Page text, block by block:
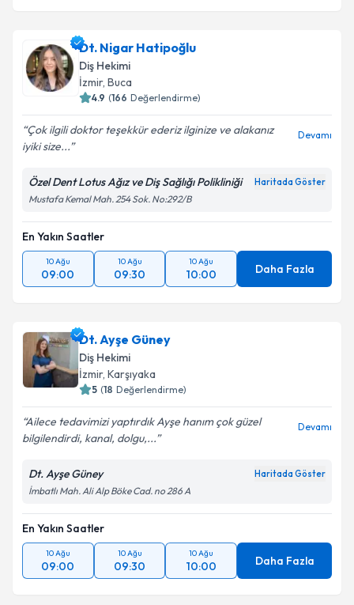
Dt. Nigar Hatipoğlu
Diş Hekimi
İzmir, Buca
4.9 (166 Değerlendirme)
Çok ilgili doktor teşekkür ederiz ilginize ve alakanız
iyiki size...
Devamı
Özel Dent Lotus Ağız ve Diş Sağlığı Polikliniği Haritada Göster
Mustafa Kemal Mah. 254 Sok. No:292/B
En Yakın Saatler
10 Ağu
09:00
10 Ağu
09:30
10 Ağu
10:00 Daha Fazla
Dt. Ayşe Güney
Diş Hekimi
İzmir, Karşıyaka
5 (18 Değerlendirme)
Ailece tedavimizi yaptırdık Ayşe hanım çok güzel
bilgilendirdi, kanal, dolgu,...
Devamı
Dt. Ayşe Güney Haritada Göster
İmbatlı Mah. Ali Alp Böke Cad. no 286 A
En Yakın Saatler
10 Ağu
09:00
10 Ağu
09:30
10 Ağu
10:00 Daha Fazla